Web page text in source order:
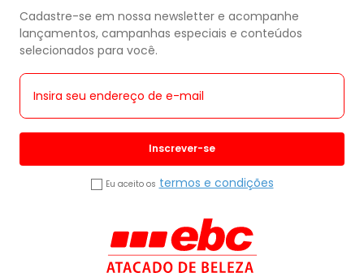
Cadastre-se em nossa newsletter e acompanhe
lançamentos, campanhas especiais e conteúdos
selecionados para você.
Inscrever-se
Eu aceito os termos e condições